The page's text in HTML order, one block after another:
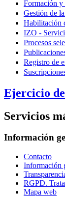
Formación y
Gestión de
Habilitación
IZO -
Procesos
Registro de
Ejercicio
Servicios
Información
Contacto
Información
RGPD.
Mapa web